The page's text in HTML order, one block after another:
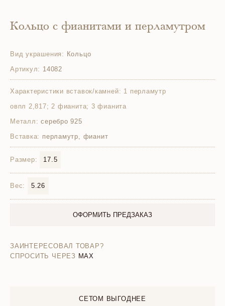
Кольцо с фианитами и перламутром
Вид украшения: Кольцо
Артикул: 14082
Характеристики вставок/камней: 1 перламутр
овпл 2,817; 2 фианита; 3 фианита
Металл: серебро 925
Вставка: перламутр, фианит
Размер: 17.5
Вес: 5.26
ОФОРМИТЬ ПРЕДЗАКАЗ
ЗАИНТЕРЕСОВАЛ ТОВАР?
СПРОСИТЬ ЧЕРЕЗ MAX
СЕТОМ ВЫГОДНЕЕ